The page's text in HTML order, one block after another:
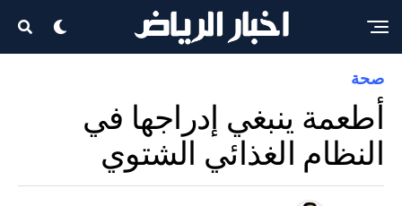
صحة
أطعمة ينبغي إدراجها في
النظام الغذائي الشتوي